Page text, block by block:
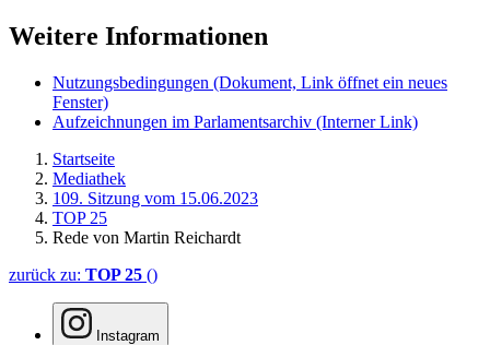
Weitere Informationen
Nutzungsbedingungen (Dokument, Link öffnet ein neues
Fenster)
Aufzeichnungen im Parlamentsarchiv (Interner Link)
Startseite
Mediathek
109. Sitzung vom 15.06.2023
TOP 25
Rede von Martin Reichardt
zurück zu: TOP 25 ()
Instagram